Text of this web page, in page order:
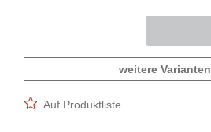
weitere Varianten
Auf Produktliste